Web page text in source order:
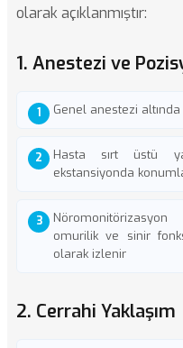
olarak açıklanmıştır:
1. Anestezi ve
Genel anestezi
Hasta sırt üstü
ekstansiyonda
omurilik ve sinir
olarak izlenir
2. Cerrahi Yaklaşım